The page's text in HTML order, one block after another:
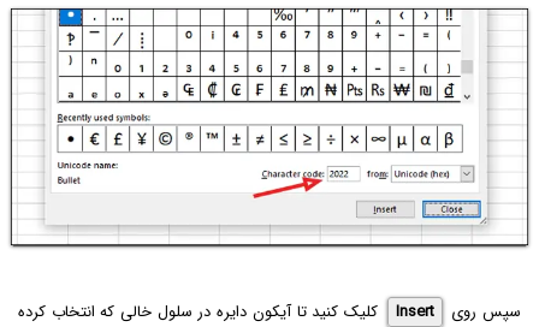
سپس روی Insert
کلیک کنید تا آیکون دایره در سلول خالی که انتخاب کرده